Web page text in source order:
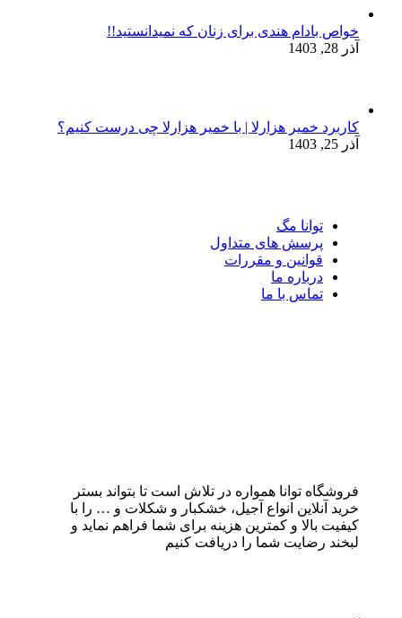
خواص بادام هندی برای زنان که نمیدانستید!!
آذر 28, 1403
کاربرد خمیر هزارلا | با خمیر هزارلا چی درست کنیم؟
آذر 25, 1403
توانا مگ
پرسش های متداول
قوانین و مقررات
درباره ما
تماس با ما
فروشگاه توانا همواره در تلاش است تا بتواند بستر
خرید آنلاین انواع آجیل، خشکبار و شکلات و … را با
کیفیت بالا و کمترین هزینه برای شما فراهم نماید و
لبخند رضایت شما را دریافت کنیم